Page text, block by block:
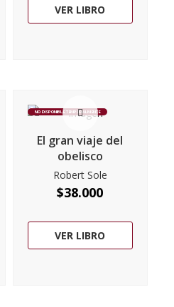
VER LIBRO
NO DISPONIBLE TEMPORALMENTE
El gran viaje del
obelisco
Robert Sole
$38.000
VER LIBRO